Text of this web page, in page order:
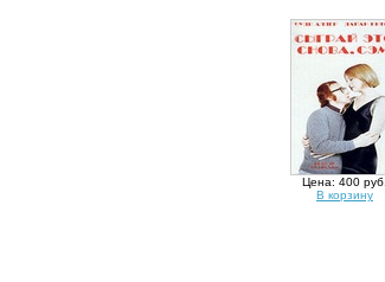
Цена: 400 руб.
В корзину